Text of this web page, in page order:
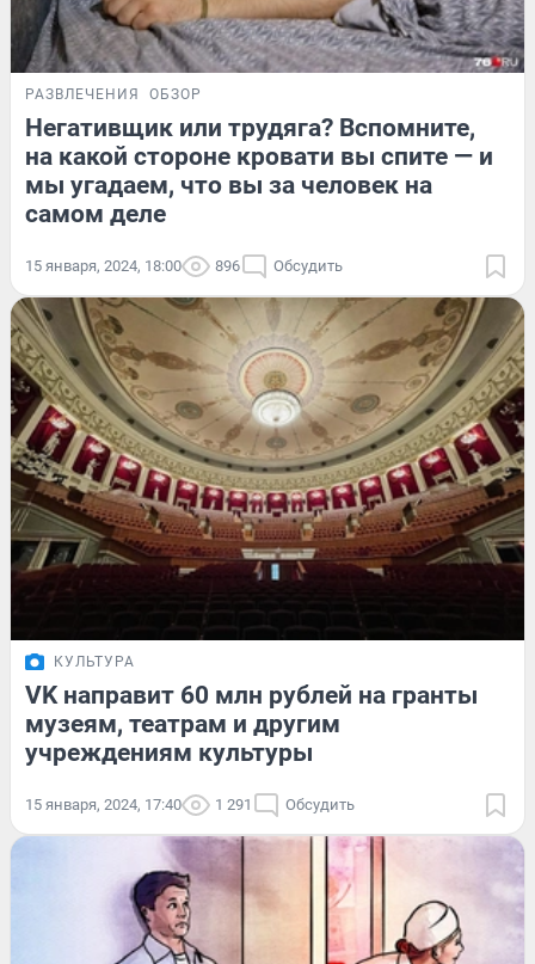
РАЗВЛЕЧЕНИЯ ОБЗОР
Негативщик или трудяга? Вспомните,
на какой стороне кровати вы спите — и
мы угадаем, что вы за человек на
самом деле
15 января, 2024, 18:00 896 Обсудить
КУЛЬТУРА
VK направит 60 млн рублей на гранты
музеям, театрам и другим
учреждениям культуры
15 января, 2024, 17:40 1 291 Обсудить